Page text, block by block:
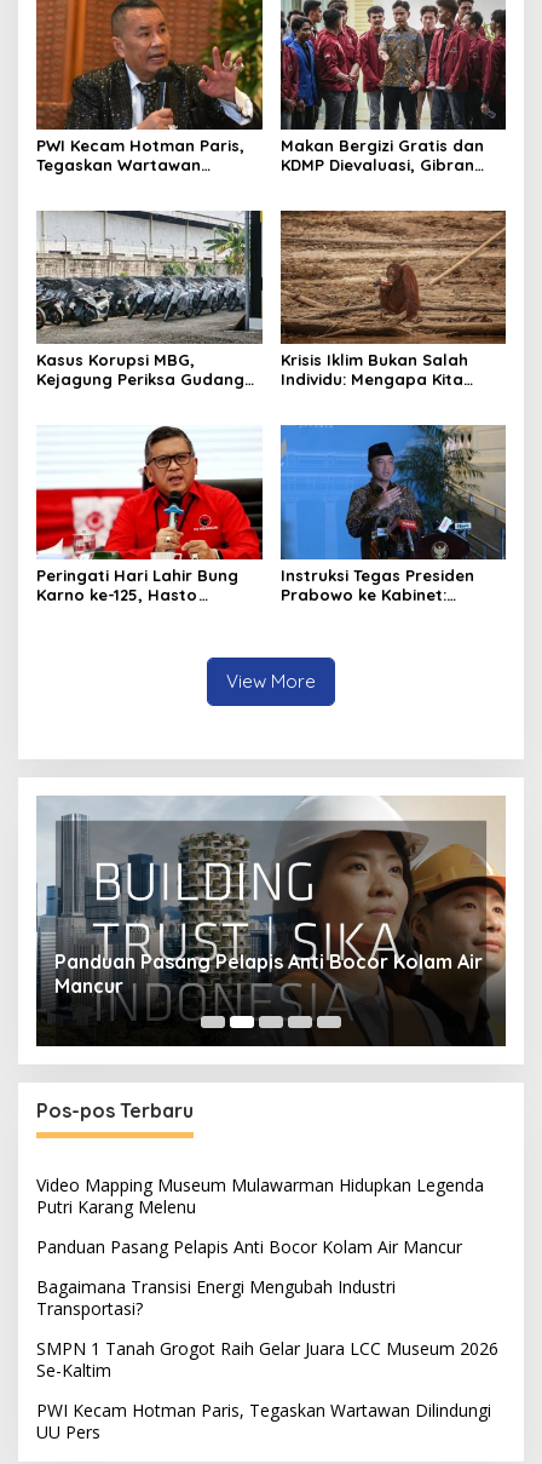
PWI Kecam Hotman Paris,
Tegaskan Wartawan
Makan Bergizi Gratis dan
KDMP Dievaluasi, Gibran
Kasus Korupsi MBG,
Kejagung Periksa Gudang
Krisis Iklim Bukan Salah
Individu: Mengapa Kita
Pribadi”?
Peringati Hari Lahir Bung
Karno ke-125, Hasto
Instruksi Tegas Presiden
Prabowo ke Kabinet:
View More
Panduan Pasang Pelapis Anti Bocor Kolam Air
Mancur
Pos-pos Terbaru
Video Mapping Museum Mulawarman Hidupkan Legenda
Putri Karang Melenu
Panduan Pasang Pelapis Anti Bocor Kolam Air Mancur
Bagaimana Transisi Energi Mengubah Industri
Transportasi?
SMPN 1 Tanah Grogot Raih Gelar Juara LCC Museum 2026
Se-Kaltim
PWI Kecam Hotman Paris, Tegaskan Wartawan Dilindungi
UU Pers